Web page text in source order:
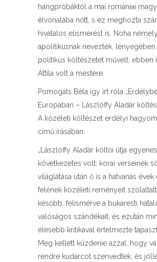
hangpróbáktól a mai romániai
élvonalába nőtt, s ez meghozta
hivatalos elismerést is. Noha
apolitikusnak nevezték,
politikus költészetet művelt, ebben
Attila volt a mestere.
Pomogáts Béla így írt róla
Európában – Lászlóffy Aladár
A közéleti költészet erdélyi
című írásában:
„Lászlóffy Aladár költői útja
következetes volt: korai verseinek
világlátása után ő is a hatvanas évek
felének közéleti reményeit
később, felismerve a bukaresti
valóságos szándékait, és ezután
élesebb kritikával értelmezte
Meg kellett küzdenie azzal, hogy
rendre kudarcot szenvedtek, és